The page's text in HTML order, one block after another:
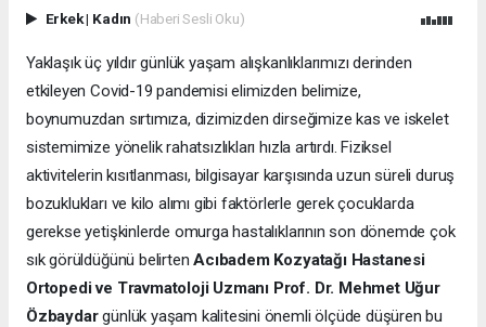
Erkek| Kadın (Haberi Sesli Oku)
Yaklaşık üç yıldır günlük yaşam alışkanlıklarımızı derinden
etkileyen Covid-19 pandemisi elimizden belimize,
boynumuzdan sırtımıza, dizimizden dirseğimize kas ve iskelet
sistemimize yönelik rahatsızlıkları hızla artırdı. Fiziksel
aktivitelerin kısıtlanması, bilgisayar karşısında uzun süreli duruş
bozuklukları ve kilo alımı gibi faktörlerle gerek çocuklarda
gerekse yetişkinlerde omurga hastalıklarının son dönemde çok
sık görüldüğünü belirtenAcıbadem Kozyatağı Hastanesi
Ortopedi ve Travmatoloji Uzmanı Prof. Dr. Mehmet Uğur
Özbaydargünlük yaşam kalitesini önemli ölçüde düşüren bu